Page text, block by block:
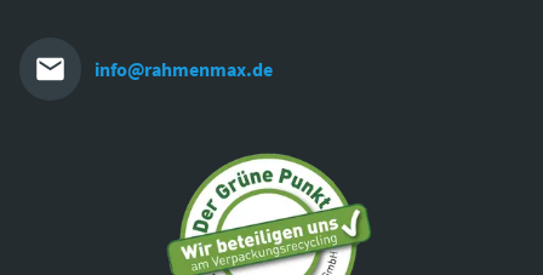
info@rahmenmax.de